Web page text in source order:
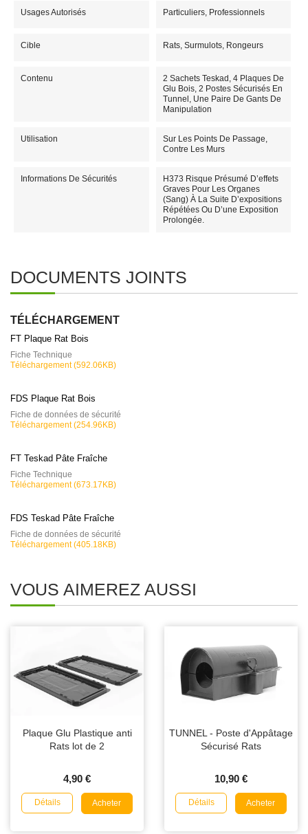
Usages Autorisés Particuliers, Professionnels
Cible Rats, Surmulots, Rongeurs
Contenu
2 Sachets Teskad, 4 Plaques De
Glu Bois, 2 Postes Sécurisés En
Tunnel, Une Paire De Gants De
Manipulation
Utilisation
Sur Les Points De Passage,
Contre Les Murs
Informations De Sécurités
H373 Risque Présumé D’effets
Graves Pour Les Organes
(sang) À La Suite D’expositions
Répétées Ou D’une Exposition
Prolongée.
DOCUMENTS JOINTS
TÉLÉCHARGEMENT
FT Plaque Rat Bois
Fiche Technique
Téléchargement (592.06KB)
FDS Plaque Rat Bois
Fiche de données de sécurité
Téléchargement (254.96KB)
FT Teskad Pâte Fraîche
Fiche Technique
Téléchargement (673.17KB)
FDS Teskad Pâte Fraîche
Fiche de données de sécurité
Téléchargement (405.18KB)
VOUS AIMEREZ AUSSI
Plaque Glu Plastique anti
Rats lot de 2
4,90 €
Détails Acheter
TUNNEL - Poste d'Appâtage
Sécurisé Rats
10,90 €
Détails Acheter